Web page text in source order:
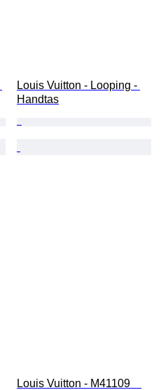
Louis Vuitton - Looping -
Handtas
Louis Vuitton - M41109